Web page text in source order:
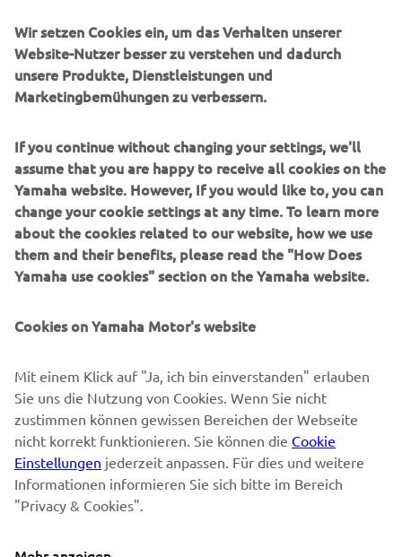
UNTERNEHMEN
B2B
MEHR YAMAHA
SUPPORT
NEWSLETTER
Sonderveranstaltungen, Neuerscheinungen und vielem mehr.
ABONNIEREN
Lesen Sie unsere Datenschutzrichtlinie, um zu erfahren, wie wir
Wir setzen Cookies ein, um das Verhalten unserer
Website-Nutzer besser zu verstehen und dadurch
unsere Produkte, Dienstleistungen und
Marketingbemühungen zu verbessern.
If you continue without changing your settings, we'll
assume that you are happy to receive all cookies on the
Yamaha website. However, If you would like to, you can
change your cookie settings at any time. To learn more
about the cookies related to our website, how we use
them and their benefits, please read the "How Does
Yamaha use cookies" section on the Yamaha website.
Cookies on Yamaha Motor's website
Mit einem Klick auf "Ja, ich bin einverstanden" erlauben
Sie uns die Nutzung von Cookies. Wenn Sie nicht
zustimmen können gewissen Bereichen der Webseite
nicht korrekt funktionieren. Sie können die Cookie
Einstellungen jederzeit anpassen. Für dies und weitere
Informationen informieren Sie sich bitte im Bereich
"Privacy & Cookies".